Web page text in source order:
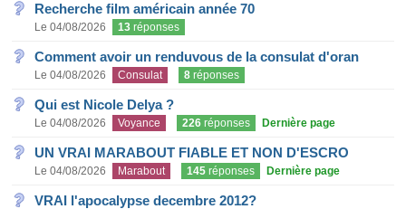
Recherche film américain année 70
Le 04/08/2026 13 réponses
Comment avoir un renduvous de la consulat d'oran
Le 04/08/2026 Consulat 8 réponses
Qui est Nicole Delya ?
Le 04/08/2026 Voyance 226 réponses Dernière page
UN VRAI MARABOUT FIABLE ET NON D'ESCRO
Le 04/08/2026 Marabout 145 réponses Dernière page
VRAI l'apocalypse decembre 2012?